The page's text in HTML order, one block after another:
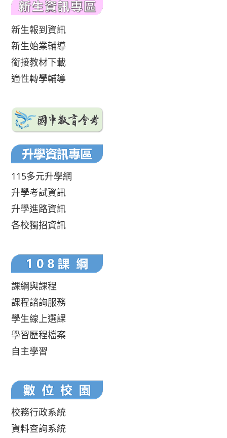
新生報到資訊
新生始業輔導
銜接教材下載
適性轉學輔導
115多元升學網
升學考試資訊
升學進路資訊
各校獨招資訊
課綱與課程
課程諮詢服務
學生線上選課
學習歷程檔案
自主學習
校務行政系統
資料查詢系統